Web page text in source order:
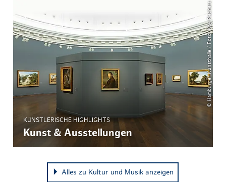
© Hamburger Kunsthalle / Foto: Kay Riechers
KÜNSTLERISCHE HIGHLIGHTS
Kunst & Ausstellungen
Alles zu Kultur und Musik anzeigen